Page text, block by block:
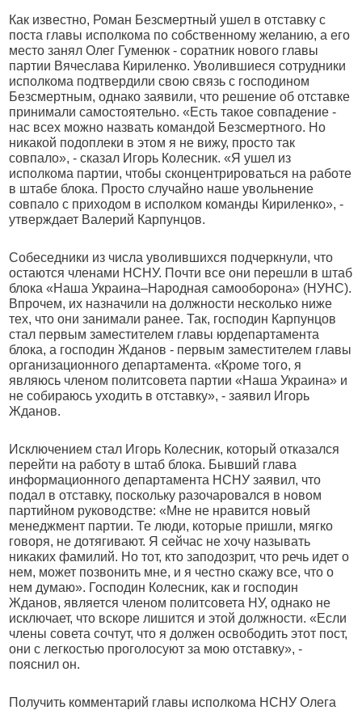
Как известно, Роман Безсмертный ушел в отставку с
поста главы исполкома по собственному желанию, а его
место занял Олег Гуменюк - соратник нового главы
партии Вячеслава Кириленко. Уволившиеся сотрудники
исполкома подтвердили свою связь с господином
Безсмертным, однако заявили, что решение об отставке
принимали самостоятельно. «Есть такое совпадение -
нас всех можно назвать командой Безсмертного. Но
никакой подоплеки в этом я не вижу, просто так
совпало», - сказал Игорь Колесник. «Я ушел из
исполкома партии, чтобы сконцентрироваться на работе
в штабе блока. Просто случайно наше увольнение
совпало с приходом в исполком команды Кириленко», -
утверждает Валерий Карпунцов.
Собеседники из числа уволившихся подчеркнули, что
остаются членами НСНУ. Почти все они перешли в штаб
блока «Наша Украина–Народная самооборона» (НУНС).
Впрочем, их назначили на должности несколько ниже
тех, что они занимали ранее. Так, господин Карпунцов
стал первым заместителем главы юрдепартамента
блока, а господин Жданов - первым заместителем главы
организационного департамента. «Кроме того, я
являюсь членом политсовета партии «Наша Украина» и
не собираюсь уходить в отставку», - заявил Игорь
Жданов.
Исключением стал Игорь Колесник, который отказался
перейти на работу в штаб блока. Бывший глава
информационного департамента НСНУ заявил, что
подал в отставку, поскольку разочаровался в новом
партийном руководстве: «Мне не нравится новый
менеджмент партии. Те люди, которые пришли, мягко
говоря, не дотягивают. Я сейчас не хочу называть
никаких фамилий. Но тот, кто заподозрит, что речь идет о
нем, может позвонить мне, и я честно скажу все, что о
нем думаю». Господин Колесник, как и господин
Жданов, является членом политсовета НУ, однако не
исключает, что вскоре лишится и этой должности. «Если
члены совета сочтут, что я должен освободить этот пост,
они с легкостью проголосуют за мою отставку», -
пояснил он.
Получить комментарий главы исполкома НСНУ Олега